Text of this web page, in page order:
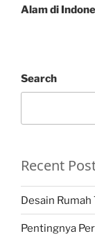
Alam di
Search
Recent
Desain
Pentingnya